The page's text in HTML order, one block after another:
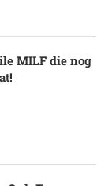
MILF die nog